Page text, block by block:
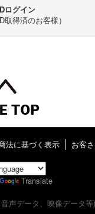
ログイン
取得済のお客様）
法に基づく表示 お客
Translate
声データ、映像データ等